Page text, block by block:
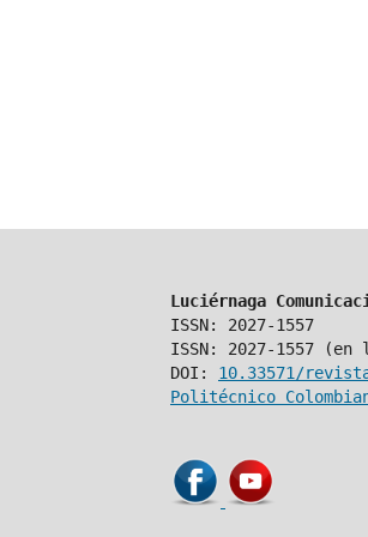
Luciérnaga
ISSN: 2027-1557
ISSN: 2027-1557 (en
DOI: 10.33571/
Politécnico